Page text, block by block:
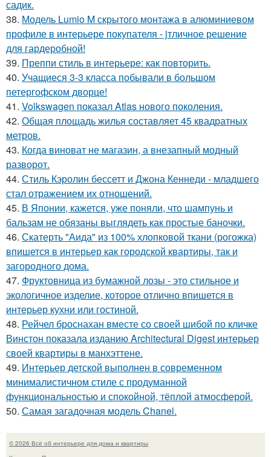
садик.
38. Модель Lumio M скрытого монтажа в алюминиевом
профиле в интерьере покупателя - jтличное решение
для гардеробной!
39. Преппи стиль в интерьере: как повторить.
40. Учащиеся 3-3 класса побывали в большом
петергофском дворце!
41. Volkswagen показал Atlas нового поколения.
42. Общая площадь жилья составляет 45 квадратных
метров.
43. Когда виноват не магазин, а внезапный модный
разворот.
44. Стиль Кэролин бессетт и Джона Кеннеди - младшего
стал отражением их отношений.
45. В Японии, кажется, уже поняли, что шампунь и
бальзам не обязаны выглядеть как простые баночки.
46. Скатерть "Аида" из 100% хлопковой ткани (рогожка)
впишется в интерьер как городской квартиры, так и
загородного дома.
47. Фруктовница из бумажной лозы - это стильное и
экологичное изделие, которое отлично впишется в
интерьер кухни или гостиной.
48. Рейчел броснахан вместе со своей шибой по кличке
Винстон показала изданию Architectural Digest интерьер
своей квартиры в манхэттене.
49. Интерьер детской выполнен в современном
минималистичном стиле с продуманной
функциональностью и спокойной, тёплой атмосферой.
50. Самая загадочная модель Chanel.
© 2026 Всё об интерьере для дома и квартиры